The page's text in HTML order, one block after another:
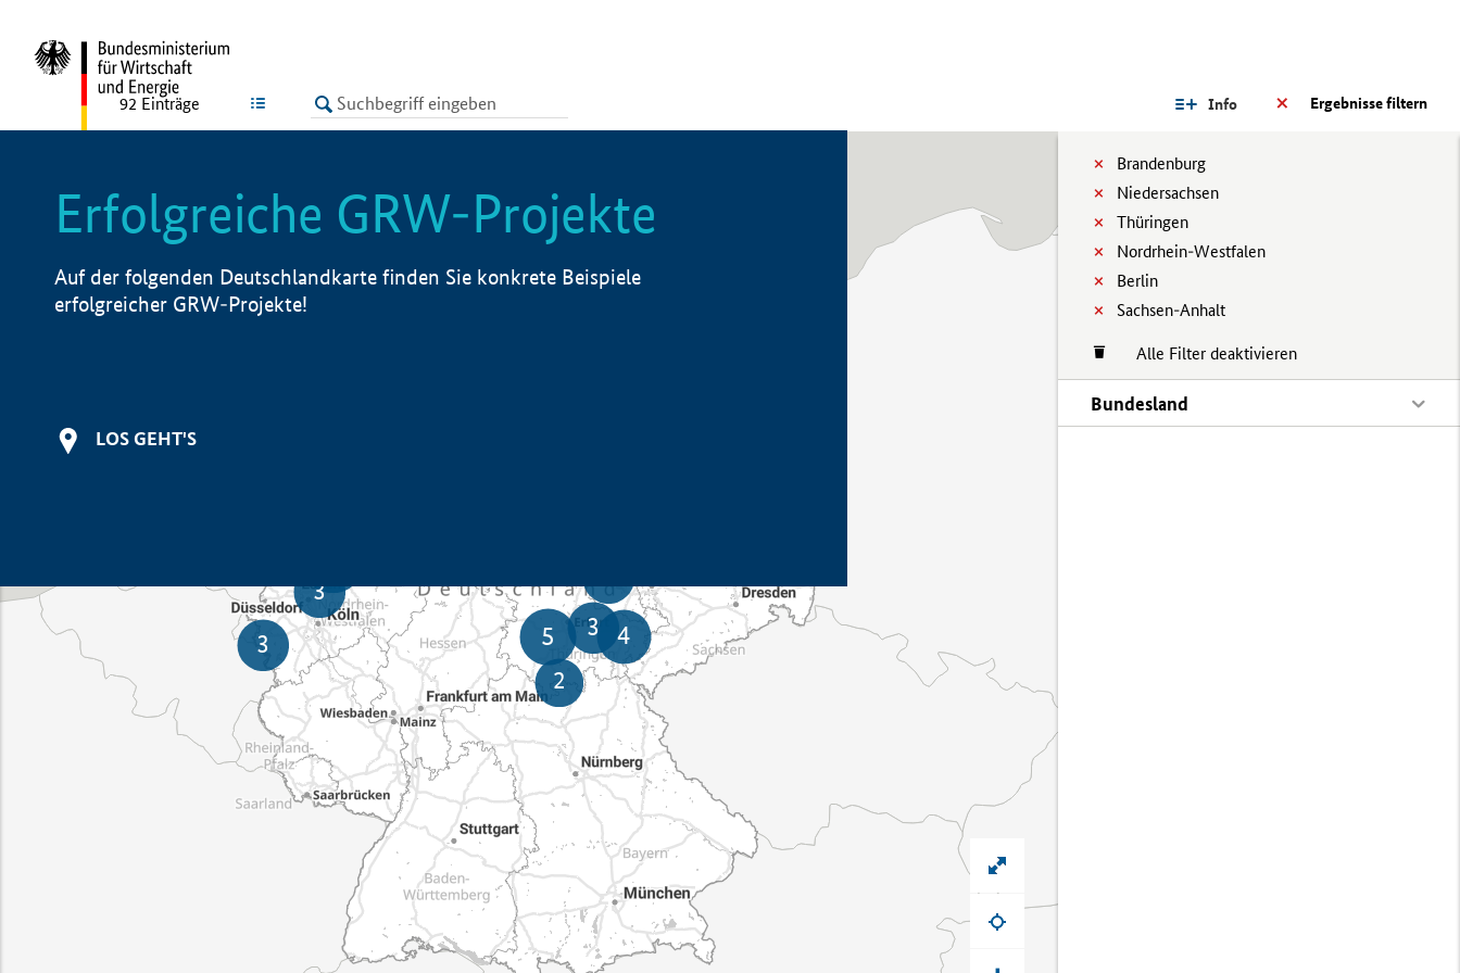
LISTE Ergebnisse filtern
Info
Brandenburg
Niedersachsen
Thüringen
Nordrhein-Westfalen
Berlin
Sachsen-Anhalt
Alle Filter deaktivieren
Bundesland
92 Einträge
Erfolgreiche GRW-Projekte
Auf der folgenden Deutschlandkarte finden Sie konkrete Beispiele
erfolgreicher GRW-Projekte!
LOS GEHT'S